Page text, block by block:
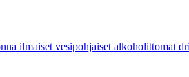
ilmaiset vesipohjaiset alkoholittomat